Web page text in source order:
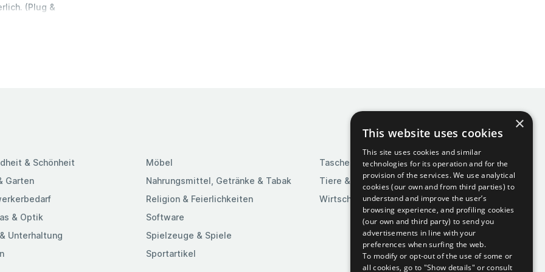
(Plug &
Sie die
um 100
und
& Schönheit
Garten
& Optik
Unterhaltung
Möbel
Nahrungsmittel, Getränke & Tabak
Religion & Feierlichkeiten
Software
Spielzeuge & Spiele
Sportartikel
Taschen & Gepäck
Tiere & Tierbedarf
Wirtschaft & Industrie
×
This website uses cookies
This site uses cookies and similar
technologies for its operation and for the
provision of the services. We use analytical
cookies (our own and from third parties) to
understand and improve the user’s
browsing experience, and profiling cookies
(our own and third party) to send you
advertisements in line with your
preferences when surfing the web.
To modify or opt-out of the use of some or
all cookies, go to "Show details" or consult